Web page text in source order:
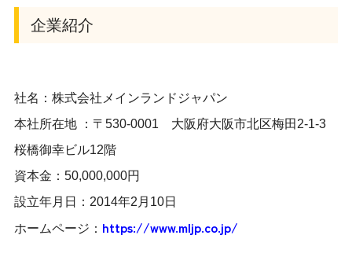
企業紹介
社名： 株式会社メインランドジャパン
本社所在地 ：〒 530-0001
大阪府大阪市北区梅田2-1-3
桜橋御幸ビル12階
資本金： 50,000,000円
設立年月日：2014年2月10日
ホームページ： https://www.mljp.co.jp/